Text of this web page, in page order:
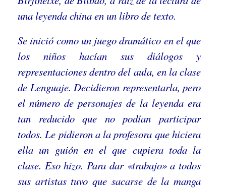
una leyenda china en un libro de texto.
Se inició como un juego dramático en el que
los niños hacían sus diálogos y
representaciones dentro del aula, en la clase
de Lenguaje. Decidieron representarla, pero
el número de personajes de la leyenda era
tan reducido que no podían participar
todos. Le pidieron a la profesora que hiciera
ella un guión en el que cupiera toda la
clase. Eso hizo. Para dar «trabajo» a todos
sus artistas tuvo que sacarse de la manga